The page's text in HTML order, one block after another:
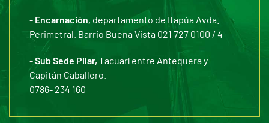
- Encarnación, departamento de Itapúa Avda.
Perimetral. Barrio Buena Vista 021 727 0100 / 4
-Sub Sede Pilar, Tacuarí entre Antequera y
Capitán Caballero.
0786- 234 160